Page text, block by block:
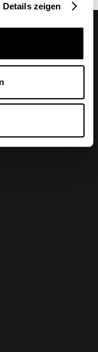
Details zeigen